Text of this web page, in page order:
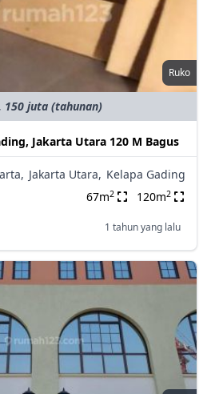
Ruko
150 juta (tahunan)
Jakarta Utara 120 M Bagus
Jakarta Utara, Kelapa Gading
67m2 120m2
1 tahun yang lalu